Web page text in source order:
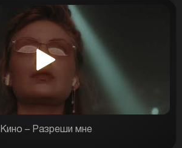
Кино – Разреши мне